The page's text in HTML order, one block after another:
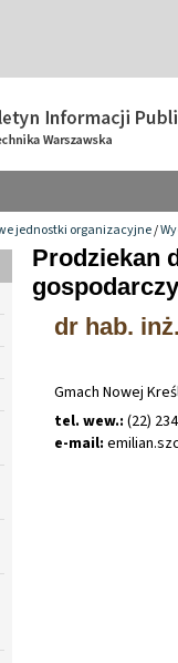
jednostki organizacyjne/
Prodziekan
dr hab.
Gmach Nowej
tel. wew.: (22)
e-mail: emilian.